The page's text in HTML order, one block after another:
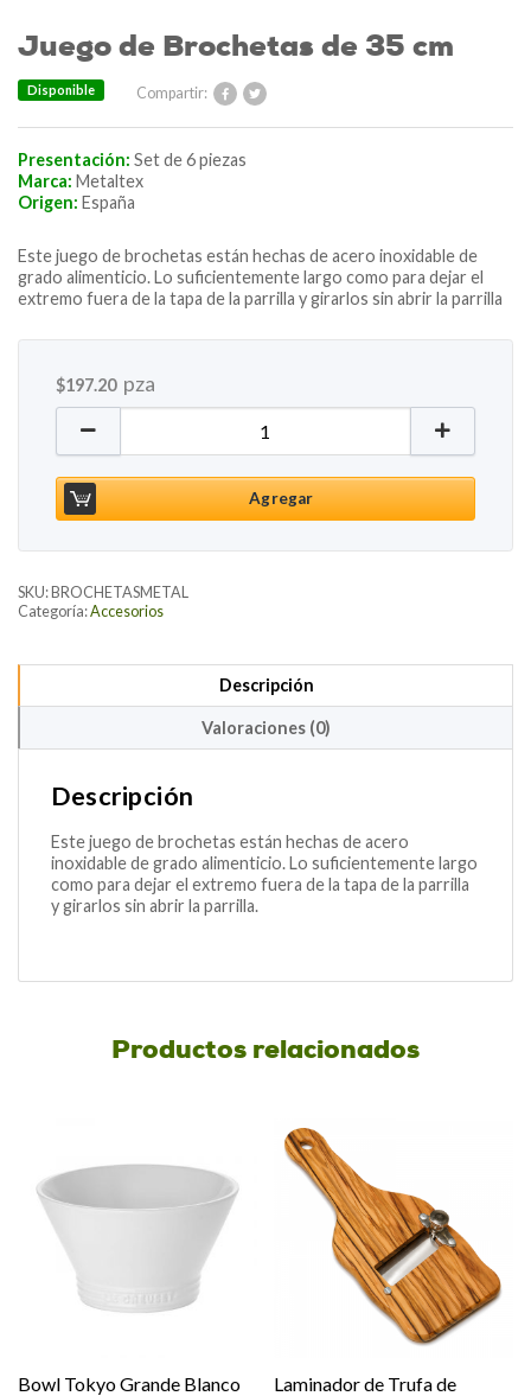
Juego de Brochetas de 35 cm
Compartir:
Disponible
Presentación: Set de 6 piezas
Marca: Metaltex
Origen: España
Este juego de brochetas están hechas de acero inoxidable de
grado alimenticio. Lo suficientemente largo como para dejar el
extremo fuera de la tapa de la parrilla y girarlos sin abrir la parrilla
$197.20 pza
Agregar
SKU: BROCHETASMETAL
Categoría:Accesorios
Descripción
Valoraciones (0)
Descripción
Este juego de brochetas están hechas de acero
inoxidable de grado alimenticio. Lo suficientemente largo
como para dejar el extremo fuera de la tapa de la parrilla
y girarlos sin abrir la parrilla.
Productos relacionados
Bowl Tokyo Grande Blanco
Laminador de Trufa de